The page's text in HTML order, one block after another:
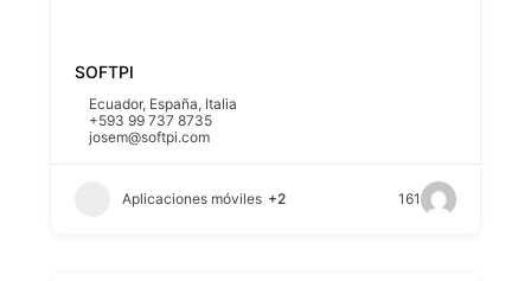
SOFTPI
Ecuador, España, Italia
+593 99 737 8735
josem@softpi.com
Aplicaciones móviles +2 161